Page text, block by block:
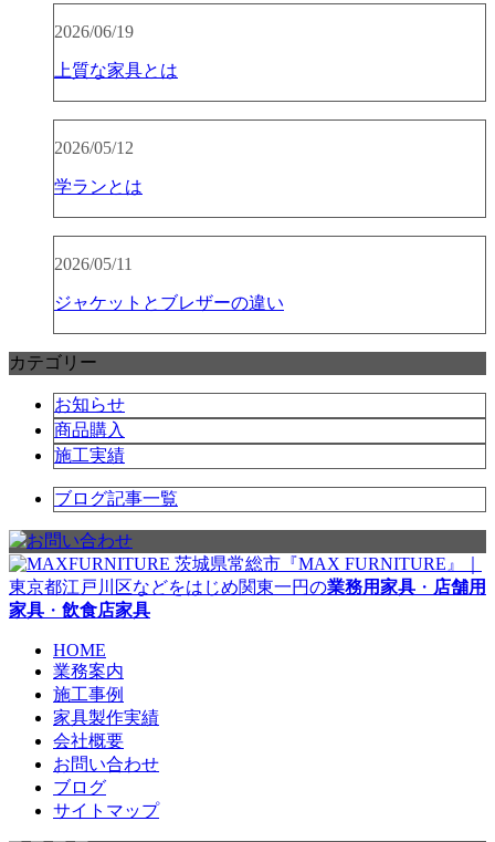
2026/06/19
上質な家具とは
2026/05/12
学ランとは
2026/05/11
ジャケットとブレザーの違い
カテゴリー
お知らせ
商品購入
施工実績
ブログ記事一覧
茨城県常総市『MAX FURNITURE』｜
東京都江戸川区などをはじめ関東一円の業務用家具 ・ 店舗用
家具 ・ 飲食店家具
HOME
業務案内
施工事例
家具製作実績
会社概要
お問い合わせ
ブログ
サイトマップ